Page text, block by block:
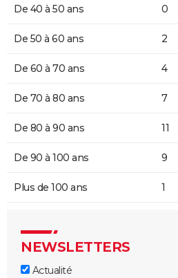
De 40 à 50 ans 0
De 50 à 60 ans 2
De 60 à 70 ans 4
De 70 à 80 ans 7
De 80 à 90 ans 11
De 90 à 100 ans 9
Plus de 100 ans 1
NEWSLETTERS
Actualité